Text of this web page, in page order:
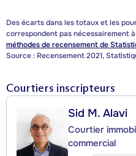
Des écarts dans les totaux et les
correspondent pas nécessairement
méthodes de recensement de
Source : Recensement 2021,
Courtiers inscripteurs
Sid M. Alavi
Courtier
commercial